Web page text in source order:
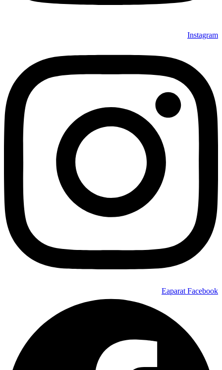
Instagram
Eaparat Facebook